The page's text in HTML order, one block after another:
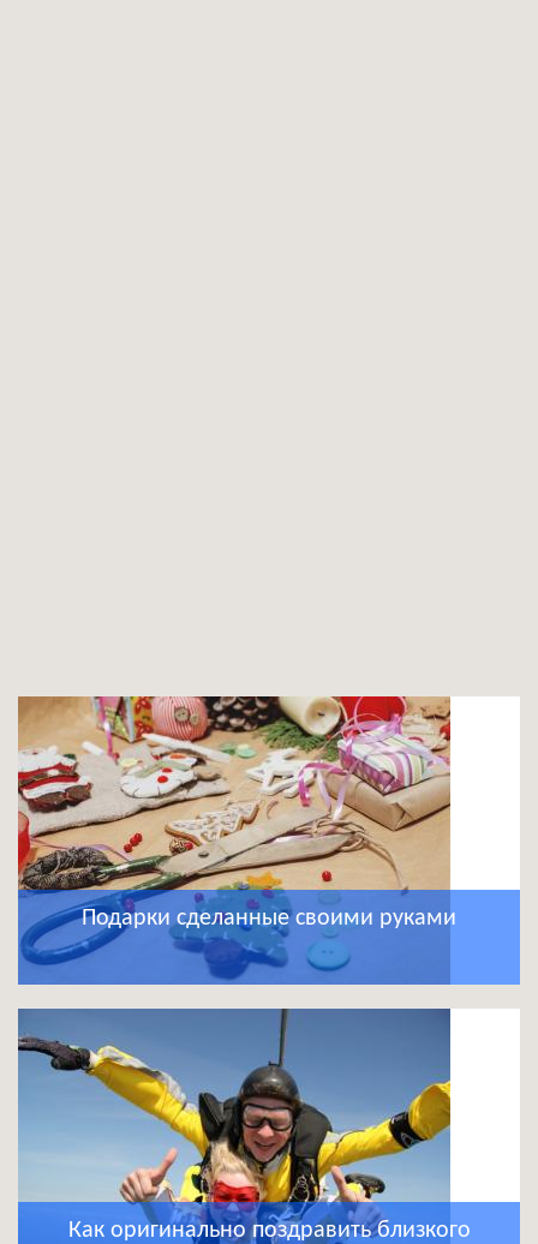
Подарки сделанные своими руками
Как оригинально поздравить близкого